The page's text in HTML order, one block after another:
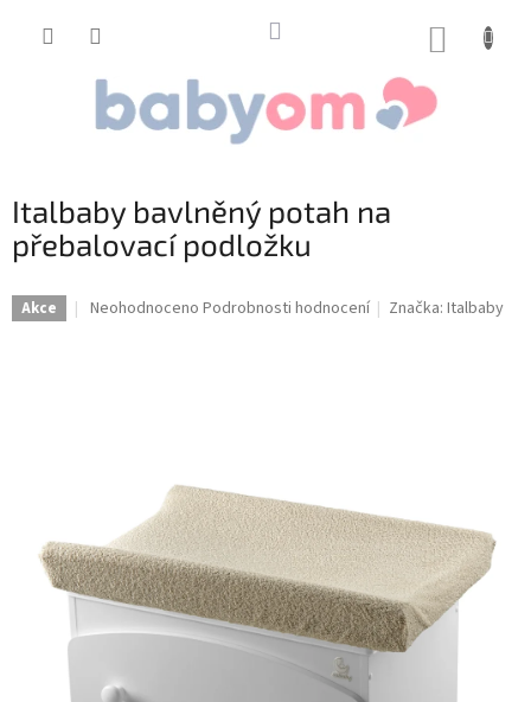
Italbaby bavlněný potah na
přebalovací podložku
Akce
Průměrné
Neohodnoceno Podrobnosti hodnocení Značka:Italbaby